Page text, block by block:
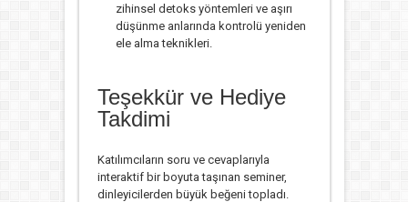
zihinsel detoks yöntemleri ve aşırı
düşünme anlarında kontrolü yeniden
ele alma teknikleri.
Teşekkür ve Hediye
Takdimi
Katılımcıların soru ve cevaplarıyla
interaktif bir boyuta taşınan seminer,
dinleyicilerden büyük beğeni topladı.